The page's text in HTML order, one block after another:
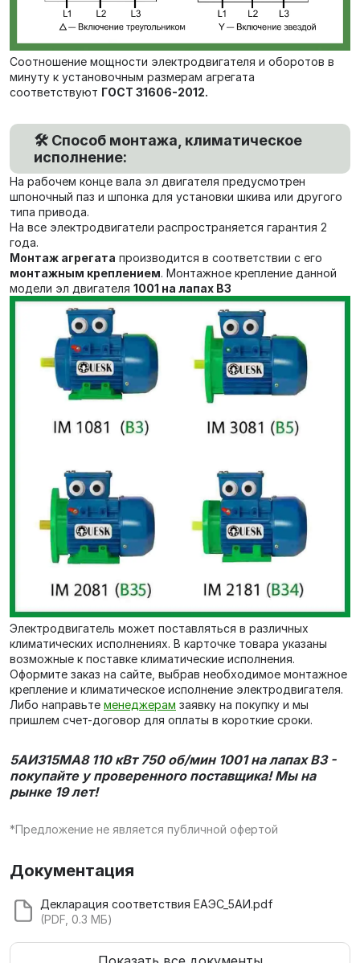
Соотношение мощности электродвигателя и оборотов в
минуту к установочным размерам агрегата
соответствуют ГОСТ 31606-2012.
🛠️ Способ монтажа, климатическое
исполнение:
На рабочем конце вала эл двигателя предусмотрен
шпоночный паз и шпонка для установки шкива или другого
типа привода.
На все электродвигатели распространяется гарантия 2
года.
Монтаж агрегата производится в соответствии с его
монтажным креплением. Монтажное крепление данной
модели эл двигателя 1001 на лапах В3
Электродвигатель может поставляться в различных
климатических исполнениях. В карточке товара указаны
возможные к поставке климатические исполнения.
Оформите заказ на сайте, выбрав необходимое монтажное
крепление и климатическое исполнение электродвигателя.
Либо направьте менеджерам заявку на покупку и мы
пришлем счет-договор для оплаты в короткие сроки.
5АИ315MА8 110 кВт 750 об/мин 1001 на лапах В3 -
покупайте у проверенного поставщика! Мы на
рынке 19 лет!
*Предложение не является публичной офертой
Документация
Декларация соответствия ЕАЭС_5АИ.pdf
(PDF, 0.3 МБ)